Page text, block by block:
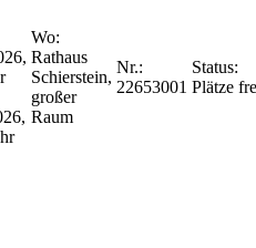
Wo:
Rathaus
Schierstein,
großer
Raum
Nr.:
22653001
Status:
Plätze